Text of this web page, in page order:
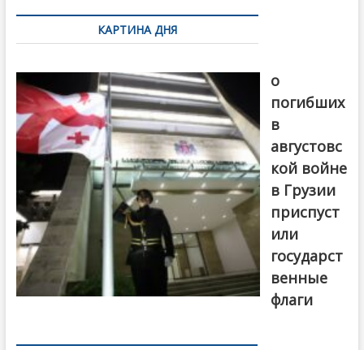
по
записямКАРТИНА ДНЯ
о
погибших
в
августовс
кой войне
в Грузии
приспуст
или
государст
венные
флаги